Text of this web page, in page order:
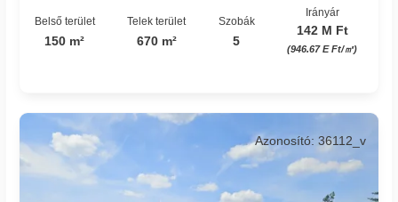
Belső terület
150 m²
Telek terület
670 m²
Szobák
5
Irányár
142 M Ft
(946.67 E Ft/㎡)
Azonosító: 36112_v